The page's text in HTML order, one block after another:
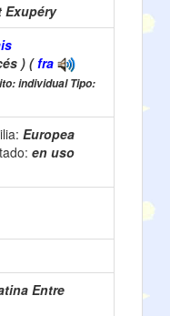
Exupéry
) (fra
individual Tipo:
Europea
en uso
Entre